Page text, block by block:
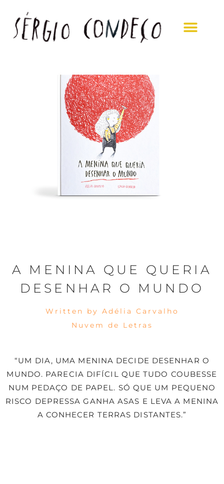
A MENINA QUE QUERIA
DESENHAR O MUNDO
Written by Adélia Carvalho
Nuvem de Letras
“UM DIA, UMA MENINA DECIDE DESENHAR O
MUNDO. PARECIA DIFÍCIL QUE TUDO COUBESSE
NUM PEDAÇO DE PAPEL. SÓ QUE UM PEQUENO
RISCO DEPRESSA GANHA ASAS E LEVA A MENINA
A CONHECER TERRAS DISTANTES.”